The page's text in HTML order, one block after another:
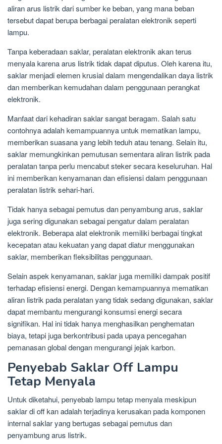
aliran arus listrik dari sumber ke beban, yang mana beban
tersebut dapat berupa berbagai peralatan elektronik seperti
lampu.
Tanpa keberadaan saklar, peralatan elektronik akan terus
menyala karena arus listrik tidak dapat diputus. Oleh karena itu,
saklar menjadi elemen krusial dalam mengendalikan daya listrik
dan memberikan kemudahan dalam penggunaan perangkat
elektronik.
Manfaat dari kehadiran saklar sangat beragam. Salah satu
contohnya adalah kemampuannya untuk mematikan lampu,
memberikan suasana yang lebih teduh atau tenang. Selain itu,
saklar memungkinkan pemutusan sementara aliran listrik pada
peralatan tanpa perlu mencabut steker secara keseluruhan. Hal
ini memberikan kenyamanan dan efisiensi dalam penggunaan
peralatan listrik sehari-hari.
Tidak hanya sebagai pemutus dan penyambung arus, saklar
juga sering digunakan sebagai pengatur dalam peralatan
elektronik. Beberapa alat elektronik memiliki berbagai tingkat
kecepatan atau kekuatan yang dapat diatur menggunakan
saklar, memberikan fleksibilitas penggunaan.
Selain aspek kenyamanan, saklar juga memiliki dampak positif
terhadap efisiensi energi. Dengan kemampuannya mematikan
aliran listrik pada peralatan yang tidak sedang digunakan, saklar
dapat membantu mengurangi konsumsi energi secara
signifikan. Hal ini tidak hanya menghasilkan penghematan
biaya, tetapi juga berkontribusi pada upaya pencegahan
pemanasan global dengan mengurangi jejak karbon.
Penyebab Saklar Off Lampu
Tetap Menyala
Untuk diketahui, penyebab lampu tetap menyala meskipun
saklar di off kan adalah terjadinya kerusakan pada komponen
internal saklar yang bertugas sebagai pemutus dan
penyambung arus listrik.